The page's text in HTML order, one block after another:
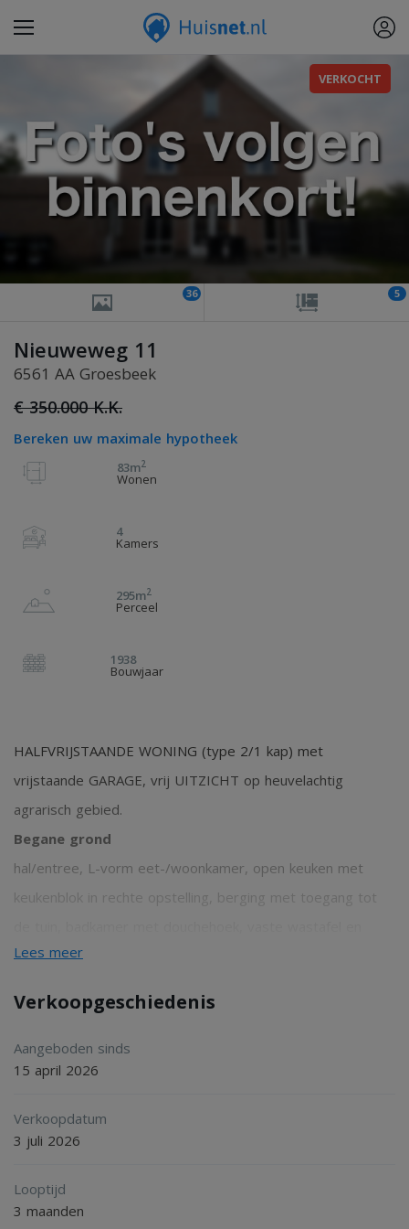
VERKOCHT
36 5
Nieuweweg 11
6561 AA Groesbeek
€ 350.000 K.K.
Bereken uw maximale hypotheek
83m2
Wonen
4
Kamers
295m2
Perceel
1938
Bouwjaar
HALFVRIJSTAANDE WONING (type 2/1 kap) met
vrijstaande GARAGE, vrij UITZICHT op heuvelachtig
agrarisch gebied.
Begane grond
hal/entree, L-vorm eet-/woonkamer, open keuken met
keukenblok in rechte opstelling, berging met toegang tot
wasmachineaansluiting, separaat toilet.
Eerste verdieping
overloop, 3 slaapkamers (2 slaapkamers met dakkapel en 1
slaapkamer met inbouwkasten).
Tweede verdieping
dakraam.
Lees meer
Verkoopgeschiedenis
Aangeboden sinds
15 april 2026
Verkoopdatum
3 juli 2026
Looptijd
3 maanden